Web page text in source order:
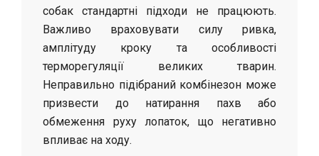
собак стандартні підходи не працюють.
Важливо враховувати силу ривка,
амплітуду кроку та особливості
терморегуляції великих тварин.
Неправильно підібраний комбінезон може
призвести до натирання пахв або
обмеження руху лопаток, що негативно
впливає на ходу.